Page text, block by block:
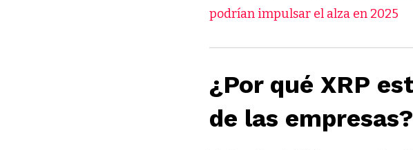
podrían impulsar el alza en 2025
¿Por qué XRP
de las empresas?